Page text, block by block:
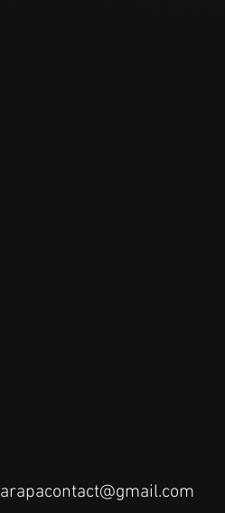
arapacontact@gmail.com